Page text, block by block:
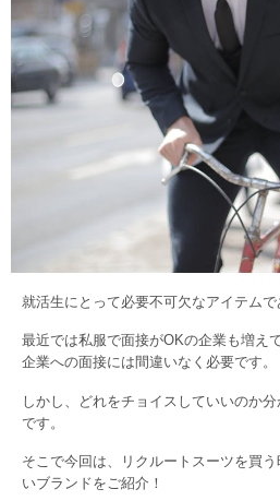
就活生にとって必要不可欠なアイテムで
最近では私服で面接がOKの企業も増え
企業への面接には間違いなく必要です。
しかし、どれをチョイスしていいのか
です。
そこで今回は、リクルートスーツを買
いブランドをご紹介！